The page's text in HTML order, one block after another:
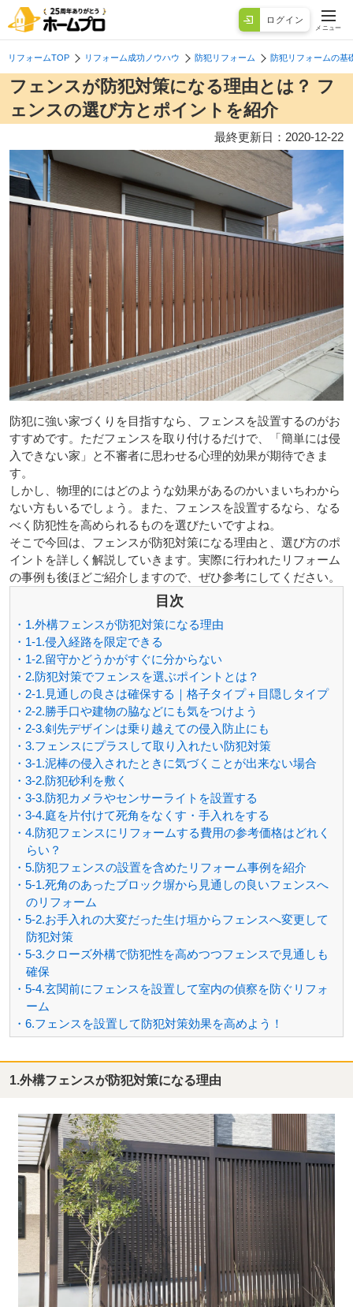
ログイン
メニュー
リフォームTOP リフォーム成功ノウハウ 防犯リフォーム 防犯リフォームの基
フェンスが防犯対策になる理由とは？ フ
ェンスの選び方とポイントを紹介
最終更新日： 2020-12-22
防犯に強い家づくりを目指すなら、フェンスを設置するのがお
すすめです。ただフェンスを取り付けるだけで、「簡単には侵
入できない家」と不審者に思わせる心理的効果が期待できま
す。
しかし、物理的にはどのような効果があるのかいまいちわから
ない方もいるでしょう。また、フェンスを設置するなら、なる
べく防犯性を高められるものを選びたいですよね。
そこで今回は、フェンスが防犯対策になる理由と、選び方のポ
イントを詳しく解説していきます。実際に行われたリフォーム
の事例も後ほどご紹介しますので、ぜひ参考にしてください。
目次
・1.外構フェンスが防犯対策になる理由
・1-1.侵入経路を限定できる
・1-2.留守かどうかがすぐに分からない
・2.防犯対策でフェンスを選ぶポイントとは？
・2-1.見通しの良さは確保する｜格子タイプ＋目隠しタイプ
・2-2.勝手口や建物の脇などにも気をつけよう
・2-3.剣先デザインは乗り越えての侵入防止にも
・3.フェンスにプラスして取り入れたい防犯対策
・3-1.泥棒の侵入されたときに気づくことが出来ない場合
・3-2.防犯砂利を敷く
・3-3.防犯カメラやセンサーライトを設置する
・3-4.庭を片付けて死角をなくす・手入れをする
・4.防犯フェンスにリフォームする費用の参考価格はどれく
らい？
・5.防犯フェンスの設置を含めたリフォーム事例を紹介
・5-1.死角のあったブロック塀から見通しの良いフェンスへ
のリフォーム
・5-2.お手入れの大変だった生け垣からフェンスへ変更して
防犯対策
・5-3.クローズ外構で防犯性を高めつつフェンスで見通しも
確保
・5-4.玄関前にフェンスを設置して室内の偵察を防ぐリフォ
ーム
・6.フェンスを設置して防犯対策効果を高めよう！
1.外構フェンスが防犯対策になる理由